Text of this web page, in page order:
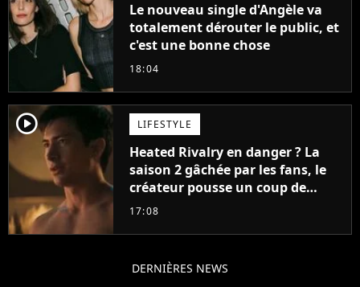
Le nouveau single d'Angèle va
totalement dérouter le public, et
c'est une bonne chose
18:04
player2 LIFESTYLE
Heated Rivalry en danger ? La
saison 2 gâchée par les fans, le
créateur pousse un coup de
gueule
17:08
DERNIÈRES NEWS